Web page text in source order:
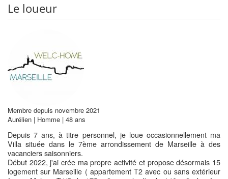
Le loueur
Membre depuis novembre 2021
Aurélien | Homme | 48 ans
Depuis 7 ans, à titre personnel, je loue occasionnellement ma
Villa située dans le 7ème arrondissement de Marseille à des
vacanciers saisonniers.
Début 2022, j'ai crée ma propre activité et propose désormais 15
logement sur Marseille ( appartement T2 avec ou sans extérieur